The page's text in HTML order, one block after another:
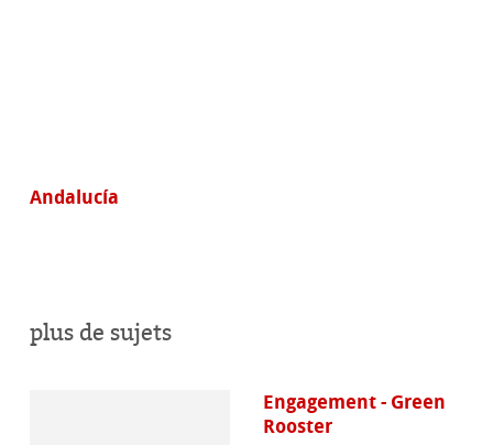
Andalucía
plus de sujets
Engagement - Green
Rooster